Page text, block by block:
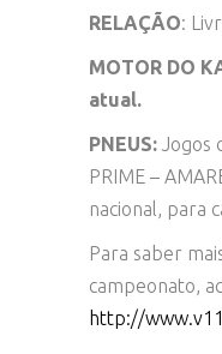
RELAÇÃO:
MOTOR DO
atual.
PNEUS: Jogos
PRIME –
nacional, para
Para saber
campeonato,
http://